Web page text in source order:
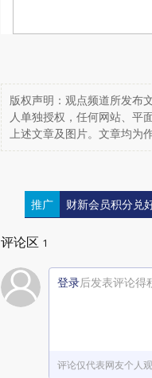
版权声明：观点频道所发布
人单独授权，任何网站、平
上述文章及图片。文章均为
推广 财新会员积分兑
评论区 1
登录后发表评论得
评论仅代表网友个人